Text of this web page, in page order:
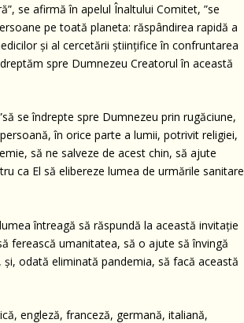
se afirmă în apelul Înaltului Comitet, ”se
pe toată planeta: răspândirea rapidă a
și al cercetării științifice în confruntarea
spre Dumnezeu Creatorul în această
se îndrepte spre Dumnezeu prin rugăciune,
în orice parte a lumii, potrivit religiei,
să ne salveze de acest chin, să ajute
ca El să elibereze lumea de urmările
întreagă să răspundă la această invitație
ferească umanitatea, să o ajute să învingă
odată eliminată pandemia, să facă această
engleză, franceză, germană, italiană,